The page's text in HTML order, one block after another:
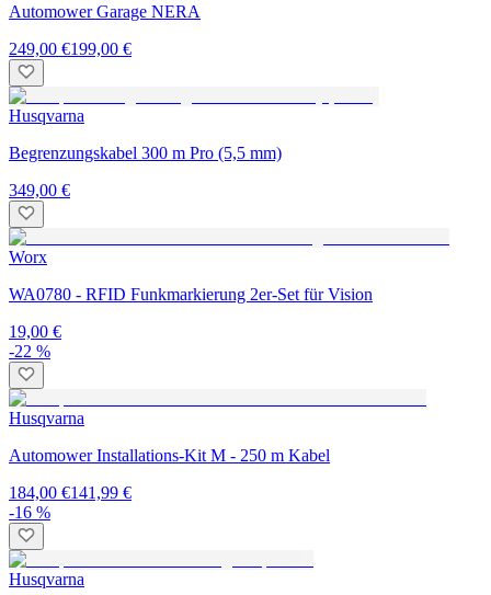
Automower Garage NERA
249,00 €199,00 €
Husqvarna
Begrenzungskabel 300 m Pro (5,5 mm)
349,00 €
Worx
WA0780 - RFID Funkmarkierung 2er-Set für Vision
19,00 €
-22 %
Husqvarna
Automower Installations-Kit M - 250 m Kabel
184,00 €141,99 €
-16 %
Husqvarna